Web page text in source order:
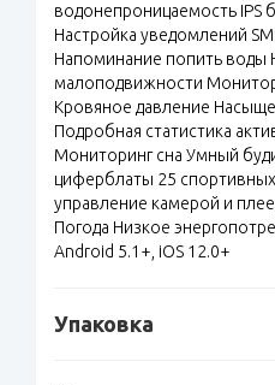
водонепроницаемость IPS
Настройка уведомлений
Напоминание попить воды
малоподвижности
Кровяное давление
Подробная статистика
Мониторинг сна Умный
циферблаты 25
управление камерой и
Погода Низкое
Android 5.1+, iOS 12.0+
Упаковка